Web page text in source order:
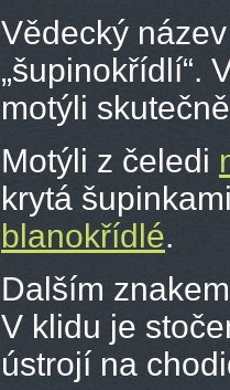
Vědecký
„šupinokřídlí“.
motýli
Motýli z čeledi
krytá
blanokřídlé.
Dalším
V klidu je
ústrojí na